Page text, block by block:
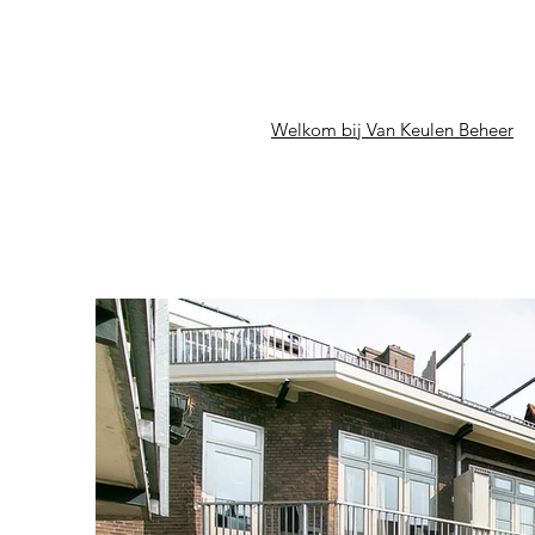
Welkom bij Van Keulen Beheer